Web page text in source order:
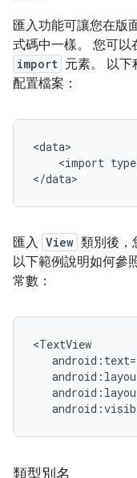
匯入功能可讓您在版
式碼中一樣。 您可以
import 元素。 以下
配置檔案：
<import
匯入 View 類別後，
以下範例說明如何參
常數：
類型別名